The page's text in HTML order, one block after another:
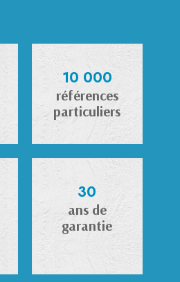
10 000
références
particuliers
30
ans de
garantie